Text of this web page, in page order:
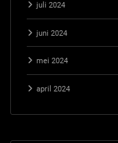
juli 2024
juni 2024
mei 2024
april 2024